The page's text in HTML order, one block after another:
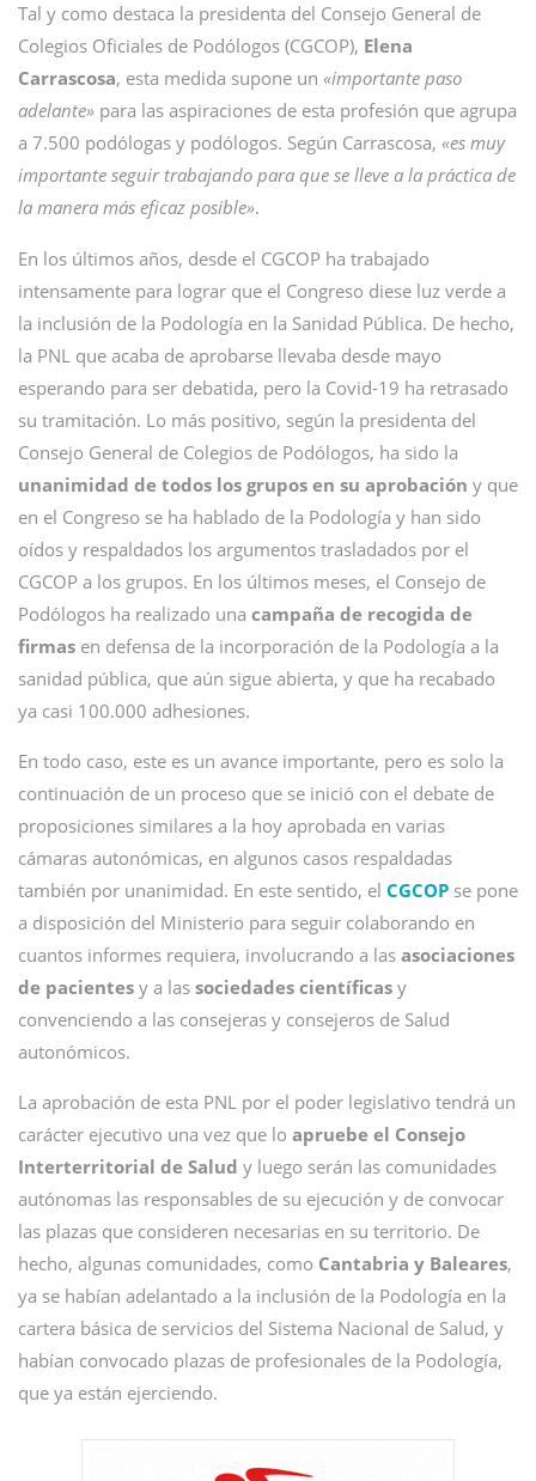
Tal y como destaca la presidenta del Consejo General de
Colegios Oficiales de Podólogos (CGCOP), Elena
Carrascosa, esta medida supone un «importante paso
adelante» para las aspiraciones de esta profesión que agrupa
a 7.500 podólogas y podólogos. Según Carrascosa, «es muy
importante seguir trabajando para que se lleve a la práctica de
la manera más eficaz posible».
En los últimos años, desde el CGCOP ha trabajado
intensamente para lograr que el Congreso diese luz verde a
la inclusión de la Podología en la Sanidad Pública. De hecho,
la PNL que acaba de aprobarse llevaba desde mayo
esperando para ser debatida, pero la Covid-19 ha retrasado
su tramitación. Lo más positivo, según la presidenta del
Consejo General de Colegios de Podólogos, ha sido la
unanimidad de todos los grupos en su aprobación y que
en el Congreso se ha hablado de la Podología y han sido
oídos y respaldados los argumentos trasladados por el
CGCOP a los grupos. En los últimos meses, el Consejo de
Podólogos ha realizado una campaña de recogida de
firmas en defensa de la incorporación de la Podología a la
sanidad pública, que aún sigue abierta, y que ha recabado
ya casi 100.000 adhesiones.
En todo caso, este es un avance importante, pero es solo la
continuación de un proceso que se inició con el debate de
proposiciones similares a la hoy aprobada en varias
cámaras autonómicas, en algunos casos respaldadas
también por unanimidad. En este sentido, el CGCOP se pone
a disposición del Ministerio para seguir colaborando en
cuantos informes requiera, involucrando a las asociaciones
de pacientes y a las sociedades científicas y
convenciendo a las consejeras y consejeros de Salud
autonómicos.
La aprobación de esta PNL por el poder legislativo tendrá un
carácter ejecutivo una vez que lo apruebe el Consejo
Interterritorial de Salud y luego serán las comunidades
autónomas las responsables de su ejecución y de convocar
las plazas que consideren necesarias en su territorio. De
hecho, algunas comunidades, como Cantabria y Baleares,
ya se habían adelantado a la inclusión de la Podología en la
cartera básica de servicios del Sistema Nacional de Salud, y
habían convocado plazas de profesionales de la Podología,
que ya están ejerciendo.